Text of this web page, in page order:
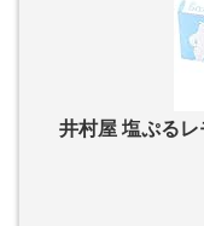
井村屋 塩ぷる